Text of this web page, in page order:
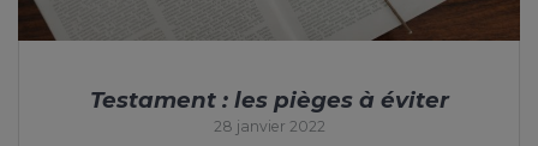
Testament : les pièges à éviter
28 janvier 2022